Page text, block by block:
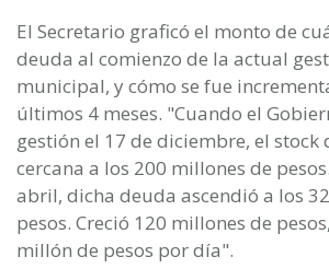
El Secretario graficó el monto de
deuda al comienzo de la actual
municipal, y cómo se fue
últimos 4 meses. "Cuando el
gestión el 17 de diciembre, el stock
cercana a los 200 millones de
abril, dicha deuda ascendió a los
pesos. Creció 120 millones de
millón de pesos por día".